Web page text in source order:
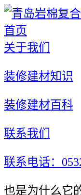
首页
关于我们
装修建材知识
装修建材百科
联系我们
联系电话：
也是为什么它